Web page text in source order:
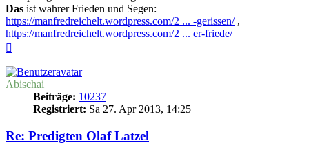
Das ist wahrer Frieden und Segen:
https://manfredreichelt.wordpress.com/2 ... -gerissen/,
https://manfredreichelt.wordpress.com/2 ... er-friede/
Abischai
Beiträge: 10237
Registriert: Sa 27. Apr 2013, 14:25
Re: Predigten Olaf Latzel